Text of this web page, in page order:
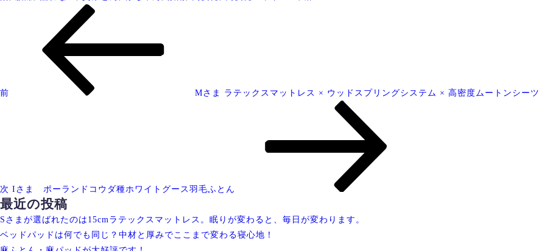
ー
前
Mさま ラテックスマットレス × ウッドスプリングシステム × 高密度ムートンシーツ
次 Iさま ポーランドコウダ種ホワイトグース羽毛ふとん
最近の投稿
Sさまが選ばれたのは15cmラテックスマットレス。眠りが変わると、毎日が変わります。
ベッドパッドは何でも同じ？中材と厚みでここまで変わる寝心地！